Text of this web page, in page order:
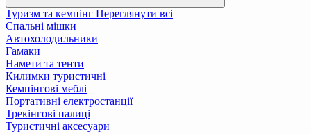
Туризм та кемпінг Переглянути всі
Спальні мішки
Автохолодильники
Гамаки
Намети та тенти
Килимки туристичні
Кемпінгові меблі
Портативні електростанції
Трекінгові палиці
Туристичні аксесуари